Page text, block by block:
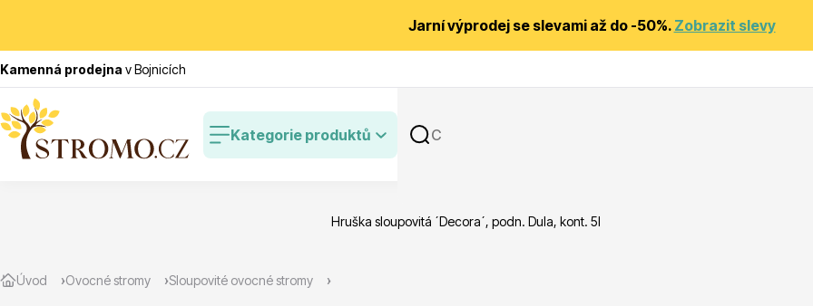
Jarní výprodej se slevami až do -50%. Zobrazit slevy
Kamenná prodejna v Bojnicích
Kategorie produktů
Zlevněné
Úvod Ovocné stromy Sloupovité ovocné stromy
Hruška sloupovitá ´Decora´, podn. Dula, kont. 5l